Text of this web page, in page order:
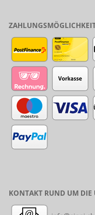
KONTAKT RUND UM DIE